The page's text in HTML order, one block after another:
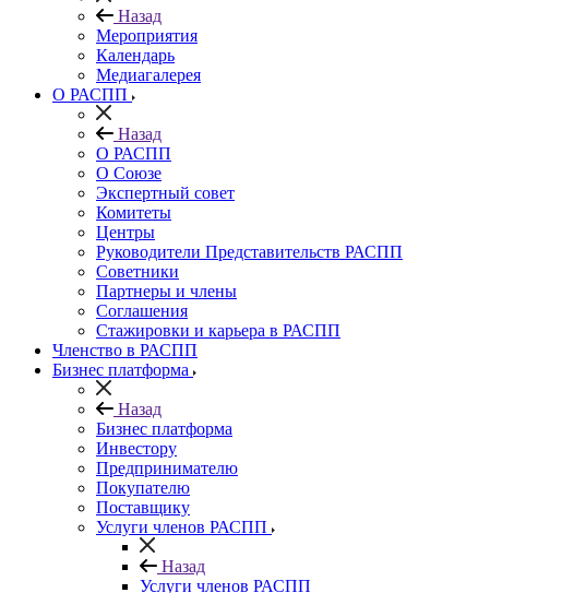
Назад
Мероприятия
Календарь
Медиагалерея
О РАСПП
Назад
О РАСПП
О Союзе
Экспертный совет
Комитеты
Центры
Руководители Представительств РАСПП
Советники
Партнеры и члены
Соглашения
Стажировки и карьера в РАСПП
Членство в РАСПП
Бизнес платформа
Назад
Бизнес платформа
Инвестору
Предпринимателю
Покупателю
Поставщику
Услуги членов РАСПП
Назад
Услуги членов РАСПП